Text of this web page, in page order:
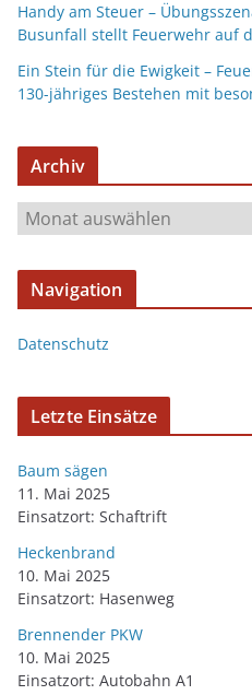
Handy am Steuer –
Busunfall stellt Feuerwehr auf
Ein Stein für die Ewigkeit –
130-jähriges Bestehen mit
Archiv
Navigation
Datenschutz
Letzte Einsätze
Baum sägen
11. Mai 2025
Einsatzort: Schaftrift
Heckenbrand
10. Mai 2025
Einsatzort: Hasenweg
Brennender PKW
10. Mai 2025
Einsatzort: Autobahn A1